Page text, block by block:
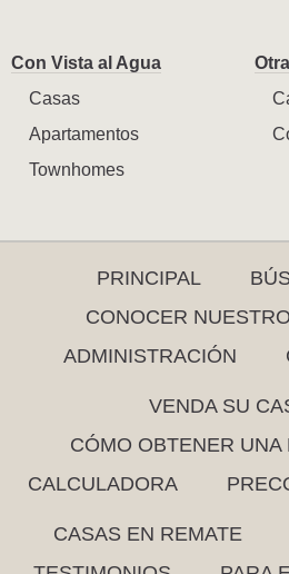
Con Vista al Agua
Casas
Apartamentos
Townhomes
PRINCIPAL
CONOCER
ADMINISTRACIÓN
VENDA SU
CÓMO OBTENER UNA
CALCULADORA
CASAS EN REMATE